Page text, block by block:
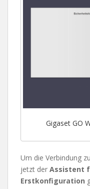
Gigaset GO
Um die Verbindung
jetzt der Assistent
Erstkonfiguration